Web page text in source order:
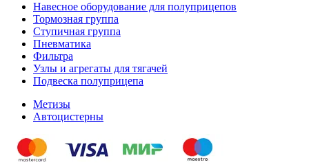
Навесное оборудование для полуприцепов
Тормозная группа
Ступичная группа
Пневматика
Фильтра
Узлы и агрегаты для тягачей
Подвеска полуприцепа
Метизы
Автоцистерны